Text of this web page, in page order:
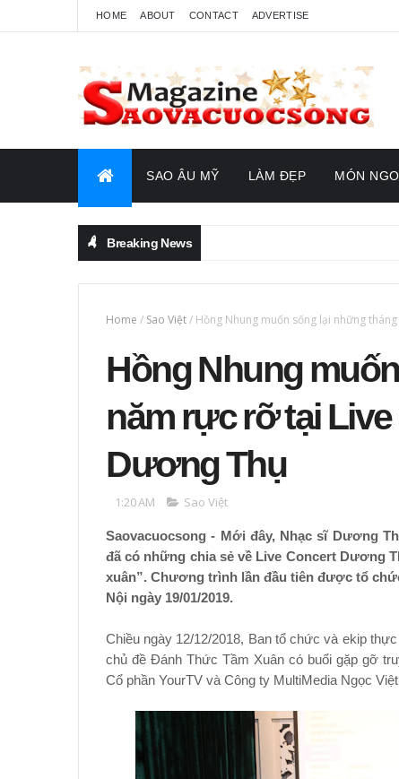
HOME ABOUT CONTACT ADVERTISE
SAO ÂU MỸ LÀM ĐẸP MÓN
Breaking News
Home / Sao Việt/ Hồng Nhung muốn sống lại những
Hồng Nhung
năm rực rỡ tại
Dương Thụ
1:20 AM Sao Việt
Saovacuocsong - Mới đây, Nhạc sĩ Dương
đã có những chia sẻ về Live Concert Dương
xuân”. Chương trình lần đầu tiên được tổ
Nội ngày 19/01/2019.
Chiều ngày 12/12/2018, Ban tổ chức và ekip
chủ đề Đánh Thức Tầm Xuân có buổi gặp gỡ
Cổ phần YourTV và Công ty MultiMedia Ngọc